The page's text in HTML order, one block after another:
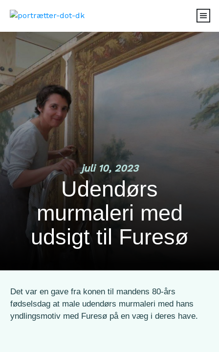
juli 10, 2023
Udendørs
murmaleri med
udsigt til Furesø
Det var en gave fra konen til mandens 80-års
fødselsdag at male udendørs murmaleri med hans
yndlingsmotiv med Furesø på en væg i deres have.